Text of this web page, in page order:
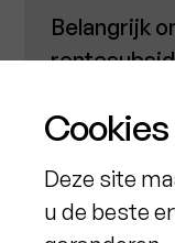
Belangrijk
Tot
Cookies
Deze site
u de beste